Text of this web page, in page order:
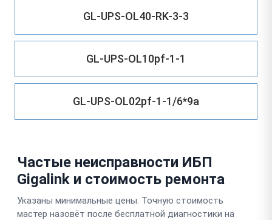
GL-UPS-OL40-RK-3-3
GL-UPS-OL10pf-1-1
GL-UPS-OL02pf-1-1/6*9a
Частые неисправности ИБП
Gigalink и стоимость ремонта
Указаны минимальные цены. Точную стоимость
мастер назовёт после бесплатной диагностики на